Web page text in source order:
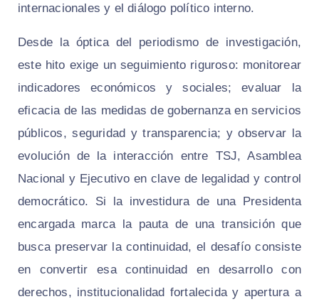
internacionales y el diálogo político interno.
Desde la óptica del periodismo de investigación,
este hito exige un seguimiento riguroso: monitorear
indicadores económicos y sociales; evaluar la
eficacia de las medidas de gobernanza en servicios
públicos, seguridad y transparencia; y observar la
evolución de la interacción entre TSJ, Asamblea
Nacional y Ejecutivo en clave de legalidad y control
democrático. Si la investidura de una Presidenta
encargada marca la pauta de una transición que
busca preservar la continuidad, el desafío consiste
en convertir esa continuidad en desarrollo con
derechos, institucionalidad fortalecida y apertura a